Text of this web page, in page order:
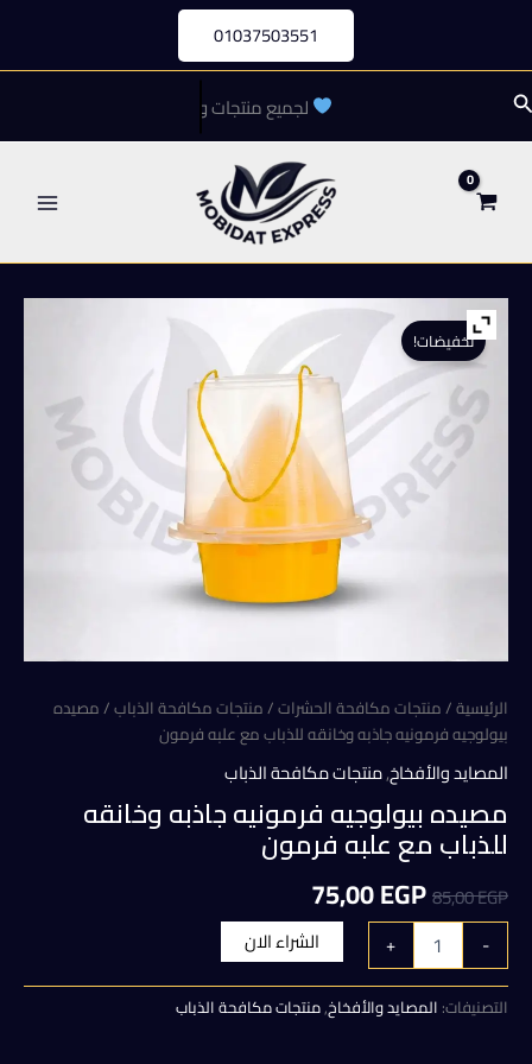
المحتوى
01037503551
البحث لجميع منتجات ومعدات مكافحة
تخفيضات!
الرئيسية/منتجات مكافحة الحشرات/منتجات مكافحة الذباب/ مصيده
بيولوجيه فرمونيه جاذبه وخانقه للذباب مع علبه فرمون
المصايد والأفخاخ,منتجات مكافحة الذباب
مصيده بيولوجيه فرمونيه جاذبه وخانقه
للذباب مع علبه فرمون
85,00EGP
السعر
الأصلي
هو:
85,00 EGP.
75,00EGP
الحالي
هو:
75,00 EGP.
-
كمية
مصيده
بيولوجيه
فرمونيه
+ الشراء الان
التصنيفات: المصايد والأفخاخ,منتجات مكافحة الذباب